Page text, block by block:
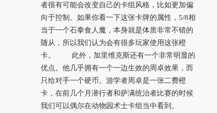
者很有可能会改变自己的卡组风格，比如更加偏
向于控制。如果你看一下这张卡牌的属性，5/8相
当于一个石拳食人魔，本身就是体质非常不错的
随从，所以我们认为会有很多玩家使用这张橙
卡。 此外，加里维克斯还有一个非常明显的
优点。他几乎拥有一个一边生效的周卓效果，而
只给对手一个硬币。游学者周卓是一张二费橙
卡，在前几个月潜行者和萨满统治者比赛的时候
我们可以偶尔在动物园术士卡组当中看到。